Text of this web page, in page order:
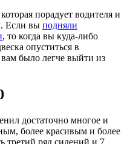
порадует водителя и
Если вы подняли
, то когда вы куда-либо
опуститься в
было легче выйти из
достаточно многое и
более красивым и более
третий ряд сидений и 7